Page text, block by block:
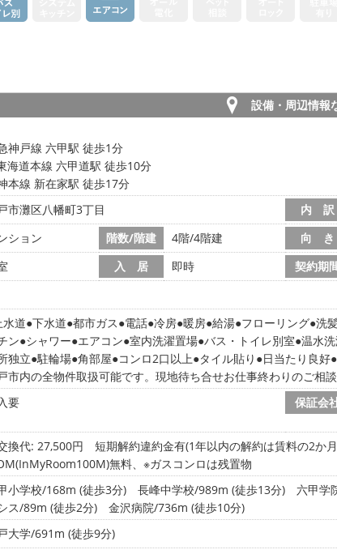
設備・周辺情報
神戸線 六甲駅 徒歩1分
海道本線 六甲道駅 徒歩10分
本線 新在家駅 徒歩17分
市灘区八幡町3丁目 内 訳
ション 階数/階建 4階/4階建 向 き
入 居 即時 契約期
水道 下水道 都市ガス 電話 冷房 暖房 給湯 フローリング 洗
ン シャワー エアコン 室内洗濯置場 バス・トイレ別室 温水
独立 駐輪場 角部屋 コンロ2口以上 タイル貼り 日当たり良好
市内の全物件取扱可能です。現地待ち合せお仕事終わりのご相
要 保証会
換代: 27,500円
短期解約違約金有(1年以内の解約は賃料の2か
無料、※ガスコンロは残置物
小学校/168m (徒歩3分) 長峰中学校/989m (徒歩13分) 六甲学
ス/89m (徒歩2分)
金沢病院/736m (徒歩10分)
大学/691m (徒歩9分)